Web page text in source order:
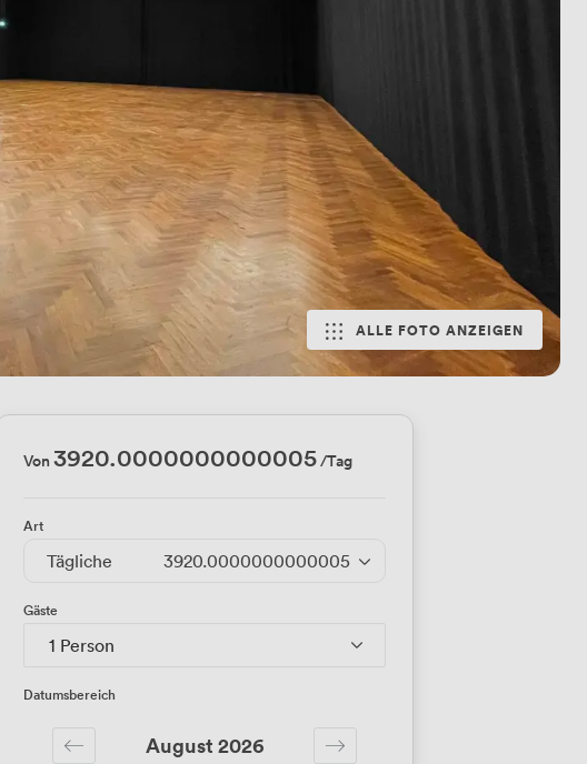
ALLE FOTO ANZEIGEN
Von3920.0000000000005/Tag
Art
Tägliche 3920.0000000000005/Tag
Gäste
1 Person
Datumsbereich
August 2026